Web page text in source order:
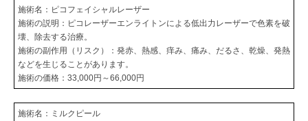
施術名：ピコフェイシャルレーザー
施術の説明：ピコレーザーエンライトンによる低出力レーザーで色素を破
壊、除去する治療。
施術の副作用（リスク）：発赤、熱感、痒み、痛み、だるさ、乾燥、発熱
などを生じることがあります。
施術の価格：33,000円～66,000円
施術名：ミルクピール